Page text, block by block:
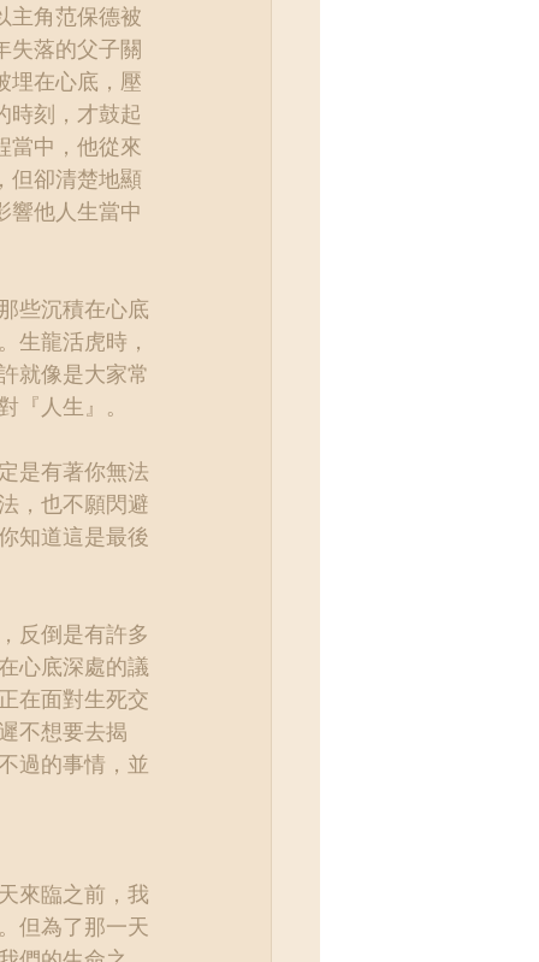
角范保德被
失落的父子關
埋在心底，壓
時刻，才鼓起
當中，他從來
但卻清楚地顯
響他人生當中
些沉積在心底
生龍活虎時，
就像是大家常
人生』。
是有著你無法
，也不願閃避
知道這是最後
反倒是有許多
心底深處的議
在面對生死交
不想要去揭
過的事情，並
來臨之前，我
但為了那一天